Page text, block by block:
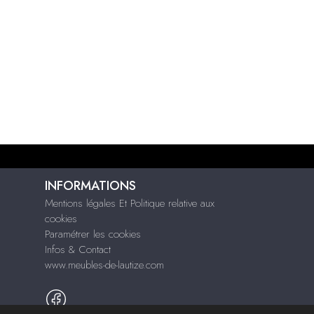
INFORMATIONS
Mentions légales Et Politique relative aux
cookies
Paramétrer les cookies
Infos & Contact
www.meubles-de-lautize.com